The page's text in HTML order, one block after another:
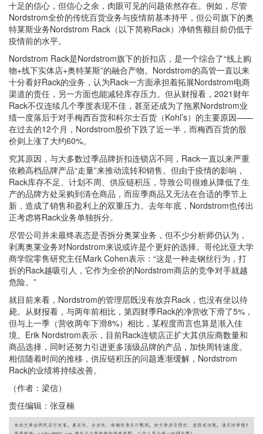
十足的信心，但信心之余，肉眼可见的问题依然存在。例如，尽管
Nordstrom全价的传统百货业务与疫情前基本持平，但公司旗下的奥
特莱斯业务Nordstrom Rack（以下简称Rack）净销售额目前仍低于
疫情前的水平。
Nordstrom Rack是Nordstrom旗下的折扣店，是一个综合了“线上购
物+线下实体店+奥特莱斯”的融合产物。Nordstrom的高管一直以来
十分看好Rack的业务，认为Rack一方面承担着拓展Nordstrom电商
渠道的责任，另一方面也能减轻库存压力。但从财报看，2021财年
Rack不仅连续几个季度表现不佳，甚至还成为了拖累Nordstrom业
绩一度落后于对手梅西百货和科尔士百货（Kohl’s）的主要原因——
在过去的12个月，Nordstrom股价下跌了近一半，而梅西百货的股
价则上涨了大约60%。
究其原因，与大多数过季品牌折扣连锁店不同，Rack一直以来严重
依赖高档品牌产品“走量”来推动流转和销售。但由于疫情的影响，
Rack库存不足、计划不周、供应链积压，导致公司很难从降低了生
产的品牌方处采购到清仓商品，而应季商品又无法在合适的季节上
新，造成了销售和盈利上的双重压力。去年年底，Nordstrom也传出
正考虑将Rack业务单独拆分。
尽管公司并未最终表态是否拆分奥莱业务，但不少分析师仍认为，
剥离奥莱业务对Nordstrom来说或许是个更好的选择。哥伦比亚大学
商学院零售研究主任Mark Cohen表示：“这是一种走钢丝行为，打
折的Rack越吸引人，它作为全价的Nordstrom商店的竞争对手就越
危险。”
就目前来看，Nordstrom的管理层既没有放弃Rack，也没有坐以待
毙。从财报看，与两年前相比，第四财季Rack的净营收下滑了5%，
但与上一季（营收两年下滑8%）相比，某程度而言也算是渐入佳
境。Erik Nordstrom表示，目前Rack连锁店正扩大其供应商数量和
商品选择，同时还努力引进更多顶级品牌的产品，加快周转速度。
相信随着时间的推移，供应链积压的问题逐渐缓解，Nordstrom
Rack的业绩将持续改善。
（作者：梁信）
责任编辑：张亚楠